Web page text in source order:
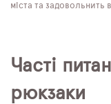
міста та задовольнить
Часті
рюкзаки